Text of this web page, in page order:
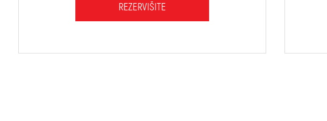
REZERVIŠITE